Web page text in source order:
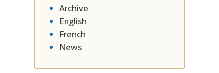
Archive
English
French
News